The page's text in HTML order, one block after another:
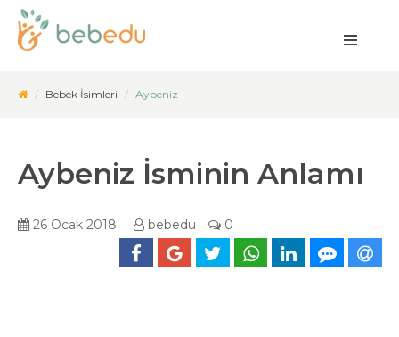
Bebek İsimleri Aybeniz
Aybeniz İsminin Anlamı
26 Ocak 2018 bebedu 0